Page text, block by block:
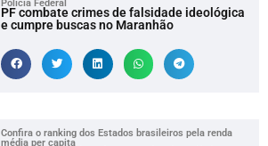
Polícia Federal
PF combate crimes de falsidade ideológica
e cumpre buscas no Maranhão
Confira o ranking dos Estados brasileiros pela renda
média per capita